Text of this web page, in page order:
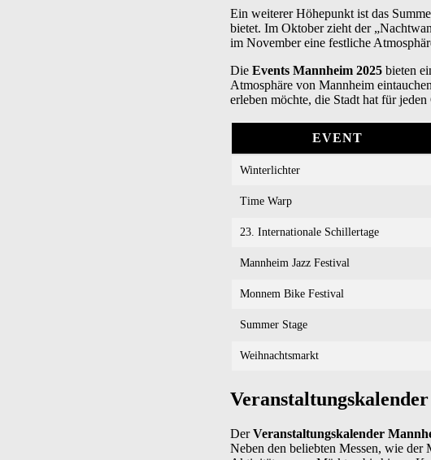
Ein weiterer Höhepunkt ist das
bietet. Im Oktober zieht der
im November eine festliche
Die Events Mannheim 2025 bieten
Atmosphäre von Mannheim
erleben möchte, die Stadt hat für
EVENT
Winterlichter
Time Warp
23. Internationale Schillertage
Mannheim Jazz Festival
Monnem Bike Festival
Summer Stage
Weihnachtsmarkt
DerVeranstaltungskalender
Neben den beliebten Messen, wie der